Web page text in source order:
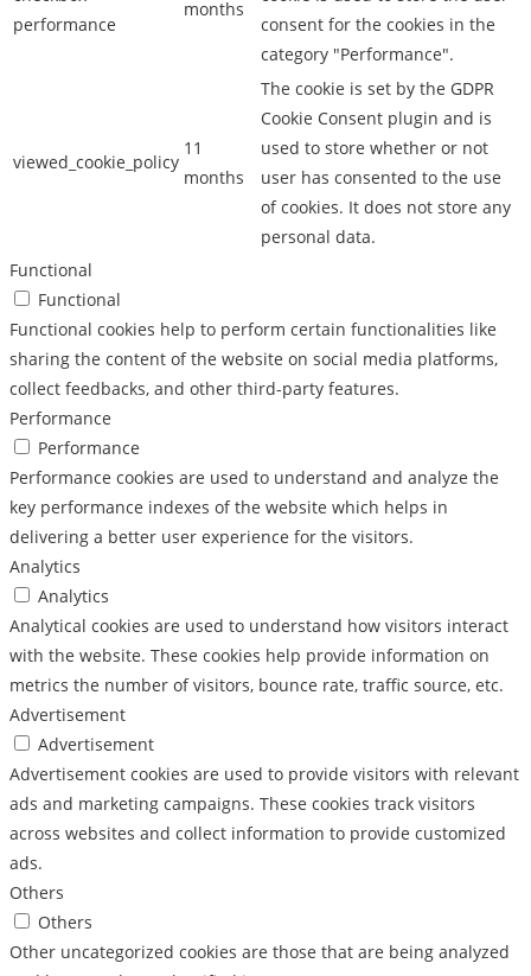
performance
months
consent for the cookies in the
category "Performance".
viewed_cookie_policy
11
months
The cookie is set by the GDPR
Cookie Consent plugin and is
used to store whether or not
user has consented to the use
of cookies. It does not store any
personal data.
Functional
Functional
Functional cookies help to perform certain functionalities like
sharing the content of the website on social media platforms,
collect feedbacks, and other third-party features.
Performance
Performance
Performance cookies are used to understand and analyze the
key performance indexes of the website which helps in
delivering a better user experience for the visitors.
Analytics
Analytics
Analytical cookies are used to understand how visitors interact
with the website. These cookies help provide information on
metrics the number of visitors, bounce rate, traffic source, etc.
Advertisement
Advertisement
Advertisement cookies are used to provide visitors with relevant
ads and marketing campaigns. These cookies track visitors
across websites and collect information to provide customized
ads.
Others
Others
Other uncategorized cookies are those that are being analyzed